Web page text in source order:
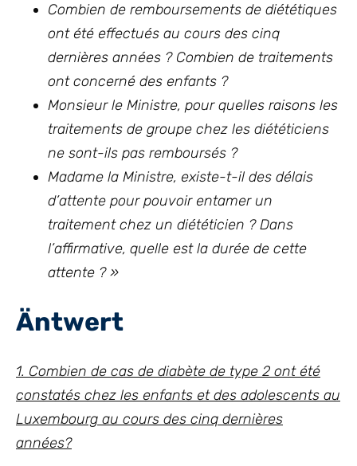
Combien de remboursements de diététiques
ont été effectués au cours des cinq
dernières années ? Combien de traitements
ont concerné des enfants ?
Monsieur le Ministre, pour quelles raisons les
traitements de groupe chez les diététiciens
ne sont-ils pas remboursés ?
Madame la Ministre, existe-t-il des délais
d’attente pour pouvoir entamer un
traitement chez un diététicien ? Dans
l’affirmative, quelle est la durée de cette
attente ? »
Äntwert
1. Combien de cas de diabète de type 2 ont été
constatés chez les enfants et des adolescents au
Luxembourg au cours des cinq dernières
années?